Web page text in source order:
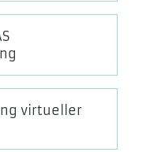
virtueller